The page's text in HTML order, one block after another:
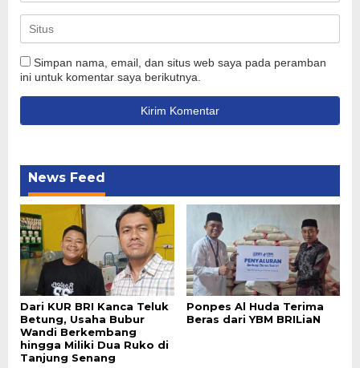
Simpan nama, email, dan situs web saya pada peramban
ini untuk komentar saya berikutnya.
News Feed
Dari KUR BRI Kanca Teluk
Betung, Usaha Bubur
Wandi Berkembang
hingga Miliki Dua Ruko di
Tanjung Senang
Ponpes Al Huda Terima
Beras dari YBM BRILiaN